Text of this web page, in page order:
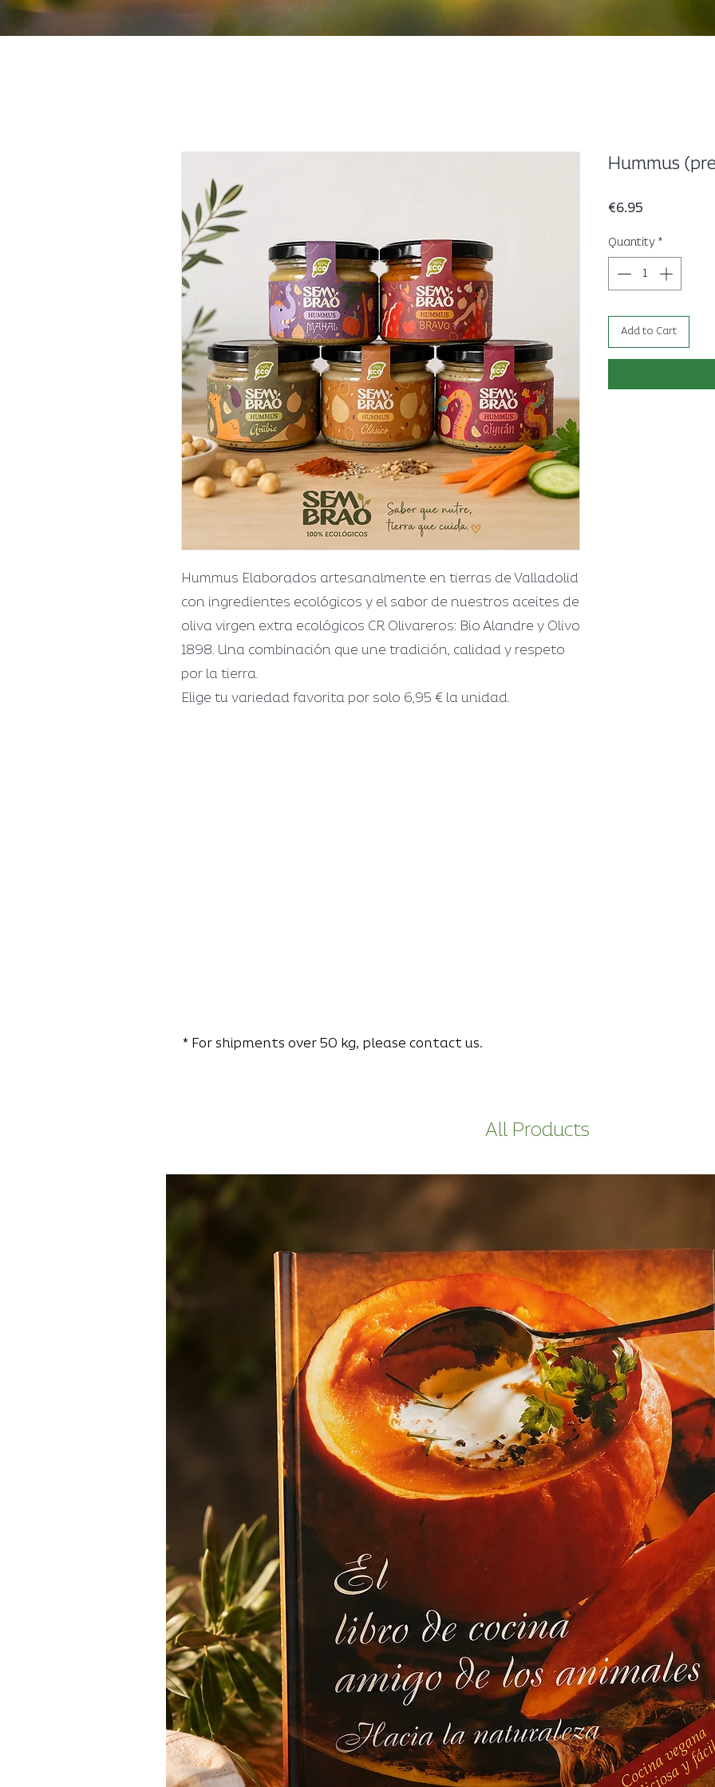
Hummus Elaborados artesanalmente en tierras de Valladolid
con ingredientes ecológicos y el sabor de nuestros aceites de
oliva virgen extra ecológicos CR Olivareros: Bio Alandre y Olivo
1898. Una combinación que une tradición, calidad y respeto
por la tierra.
Elige tu variedad favorita por solo 6,95 € la unidad.
Hummus
€6.95
Quantity*
Add to Cart
* For shipments over 50 kg, please contact us.
All Products